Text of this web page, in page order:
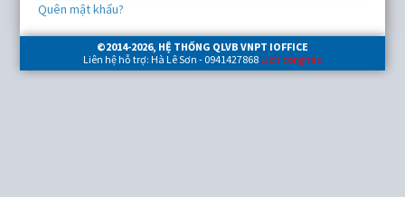
Quên mật khẩu?
©2014-2026, HỆ THỐNG QLVB VNPT IOFFICE
Liên hệ hỗ trợ: Hà Lê Sơn - 0941427868 Lịch công tác